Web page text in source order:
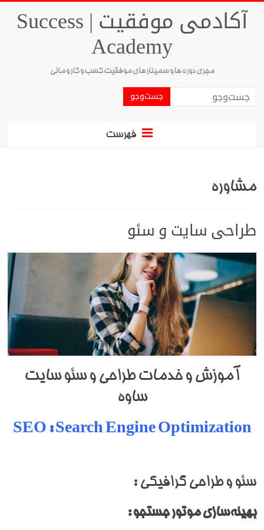
آکادمی موفقیت | Success
Academy
مجری دوره ها و سمینارهای موفقیت کسب و کار و مالی
فهرست
مشاوره
طراحی سایت و سئو
آموزش و خدمات طراحی و سئو سایت
ساوه
SEO : Search Engine Optimization
سئو و طراحی گرافیکی :
بهینه‌سازی موتور جستجو :